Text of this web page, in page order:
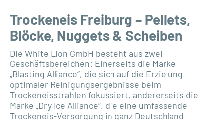
Trockeneis Freiburg – Pellets,
Blöcke, Nuggets & Scheiben
Die White Lion GmbH besteht aus zwei
Geschäftsbereichen: Einerseits die Marke
„Blasting Alliance“, die sich auf die Erzielung
optimaler Reinigungsergebnisse beim
Trockeneisstrahlen fokussiert, andererseits die
Marke „Dry Ice Alliance“, die eine umfassende
Trockeneis-Versorgung in ganz Deutschland